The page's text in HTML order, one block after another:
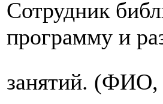
Сотрудник
программу и
занятий.